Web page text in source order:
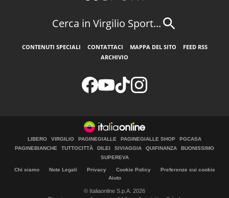
Cerca in Virgilio Sport...
CONTENUTI SPECIALI CONTATTACI MAPPA DEL SITO
FEED RSS
ARCHIVIO
LIBERO VIRGILIO PAGINEGIALLE PAGINEGIALLE SHOP
PGCASA
PAGINEBIANCHE
TUTTOCITTÀ DILEI SIVIAGGIA QUIFINANZA
BUONISSIMO
SUPEREVA
Chi siamo Note Legali Privacy Cookie Policy
Preferenze sui cookie
Aiuto
© Italiaonline S.p.A. 2026